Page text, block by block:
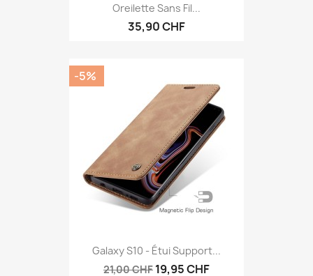
Oreilette Sans Fil...
35,90 CHF
Galaxy S10 - Étui Support...
21,00 CHF 19,95 CHF
-5%